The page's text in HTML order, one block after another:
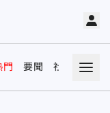
門 要聞 社會 娛樂